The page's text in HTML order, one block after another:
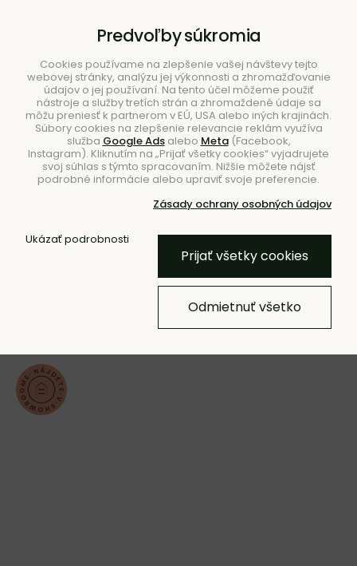
Hľadať
Úvod Doplnky Kúpeľňové doplnky
Podložka pod mydlo Mist
Charcoal – čierna
Predvoľby súkromia
Cookies používame na zlepšenie vašej návštevy tejto
webovej stránky, analýzu jej výkonnosti a zhromažďovanie
údajov o jej používaní. Na tento účel môžeme použiť
nástroje a služby tretích strán a zhromaždené údaje sa
môžu preniesť k partnerom v EÚ, USA alebo iných krajinách.
Súbory cookies na zlepšenie relevancie reklám využíva
služba Google Adsalebo Meta(Facebook,
Instagram). Kliknutím na „Prijať všetky cookies“ vyjadrujete
svoj súhlas s týmto spracovaním. Nižšie môžete nájsť
podrobné informácie alebo upraviť svoje preferencie.
Zásady ochrany osobných údajov
Ukázať podrobnosti
Prijať všetky cookies
Odmietnuť všetko